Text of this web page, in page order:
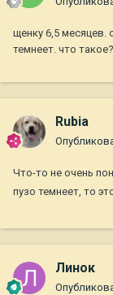
щенку 6,5 месяцев.
темнеет. что такое?
Rubia
Что-то не очень
пузо темнеет, то
Линок